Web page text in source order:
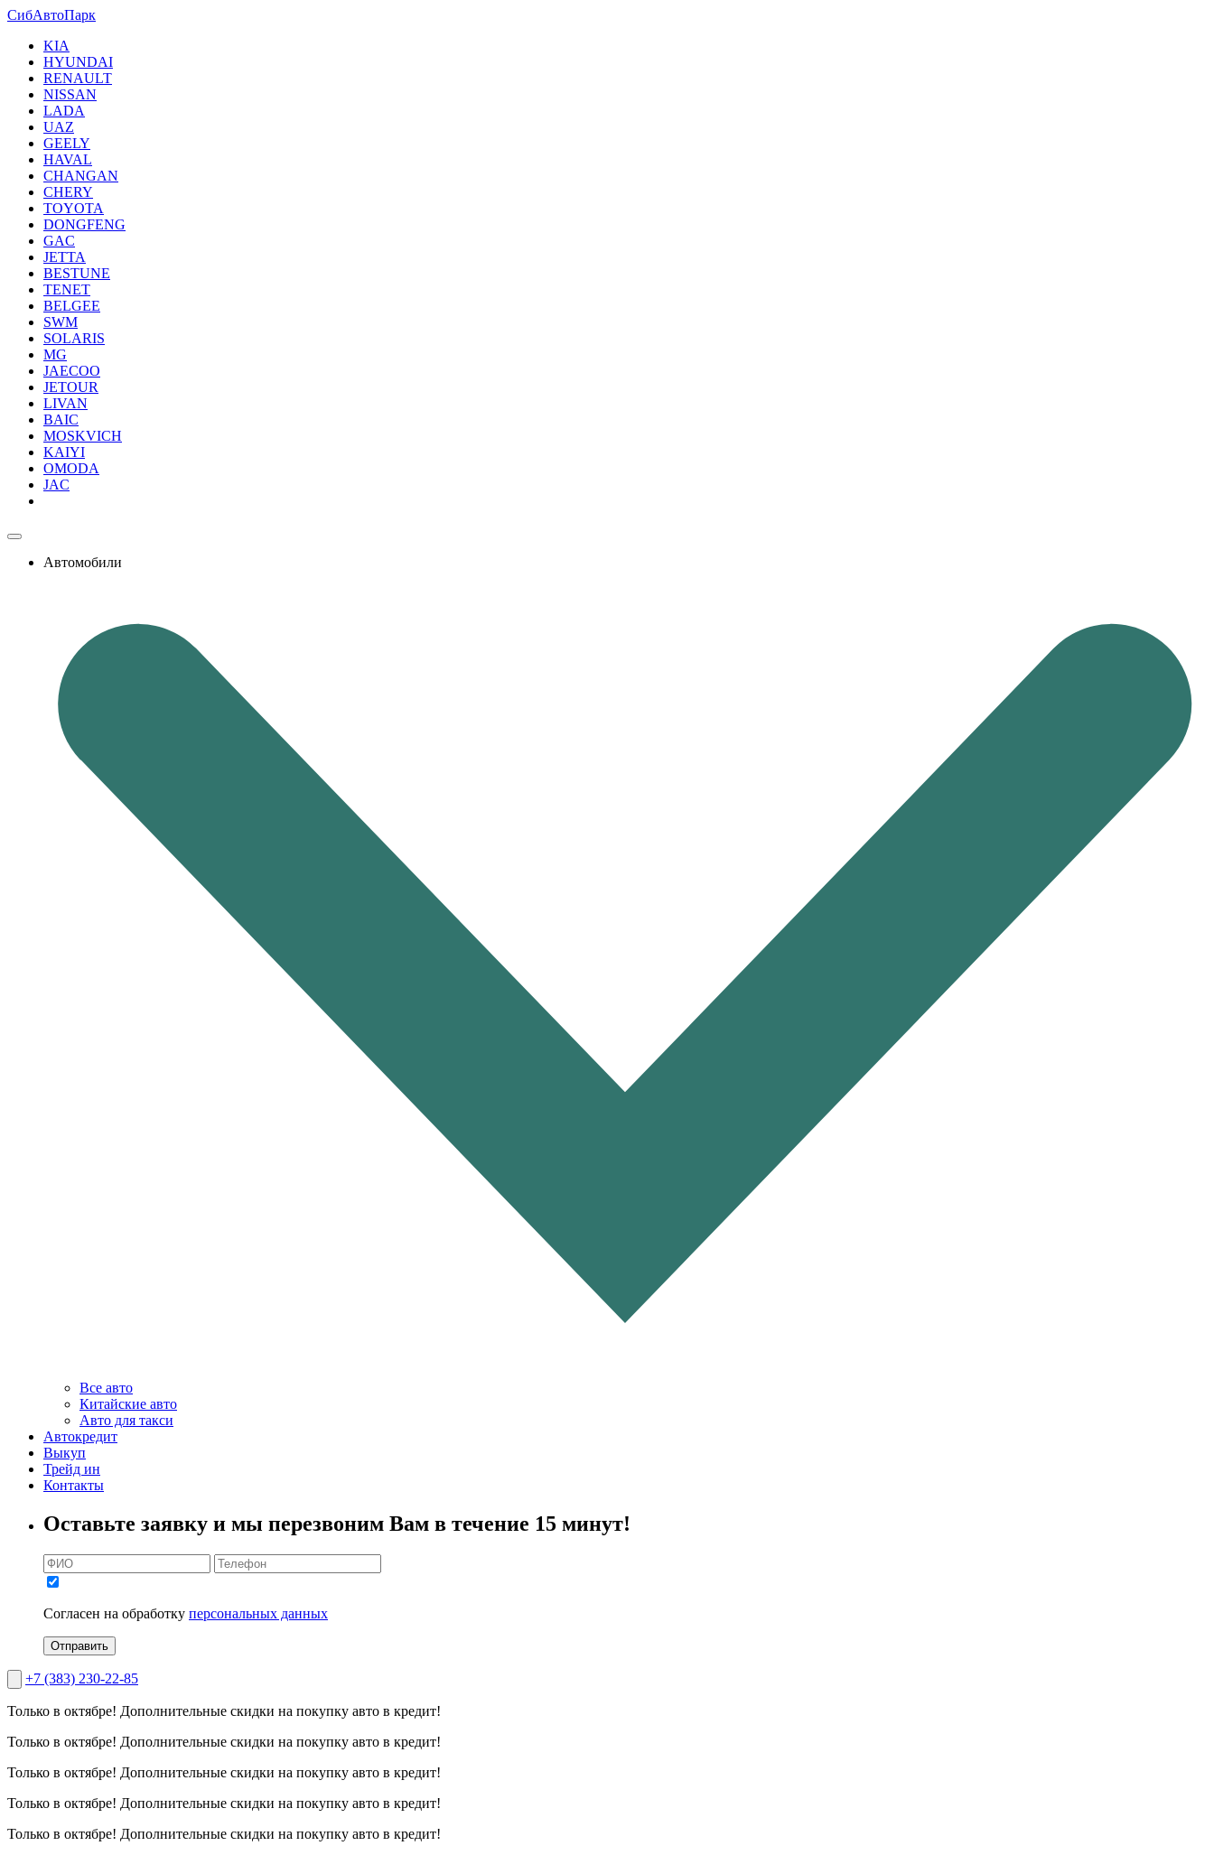
СибАвтоПарк
KIA
HYUNDAI
RENAULT
NISSAN
LADA
UAZ
GEELY
HAVAL
CHANGAN
CHERY
TOYOTA
DONGFENG
GAC
JETTA
BESTUNE
TENET
BELGEE
SWM
SOLARIS
MG
JAECOO
JETOUR
LIVAN
BAIC
MOSKVICH
KAIYI
OMODA
JAC
Автомобили
Все авто
Китайские авто
Авто для такси
Автокредит
Выкуп
Трейд ин
Контакты
Оставьте заявку и мы перезвоним Вам в течение 15 минут!
Согласен на обработку персональных данных
Отправить
+7 (383) 230-22-85
Только в октябре! Дополнительные скидки на покупку авто в кредит!
Только в октябре! Дополнительные скидки на покупку авто в кредит!
Только в октябре! Дополнительные скидки на покупку авто в кредит!
Только в октябре! Дополнительные скидки на покупку авто в кредит!
Только в октябре! Дополнительные скидки на покупку авто в кредит!